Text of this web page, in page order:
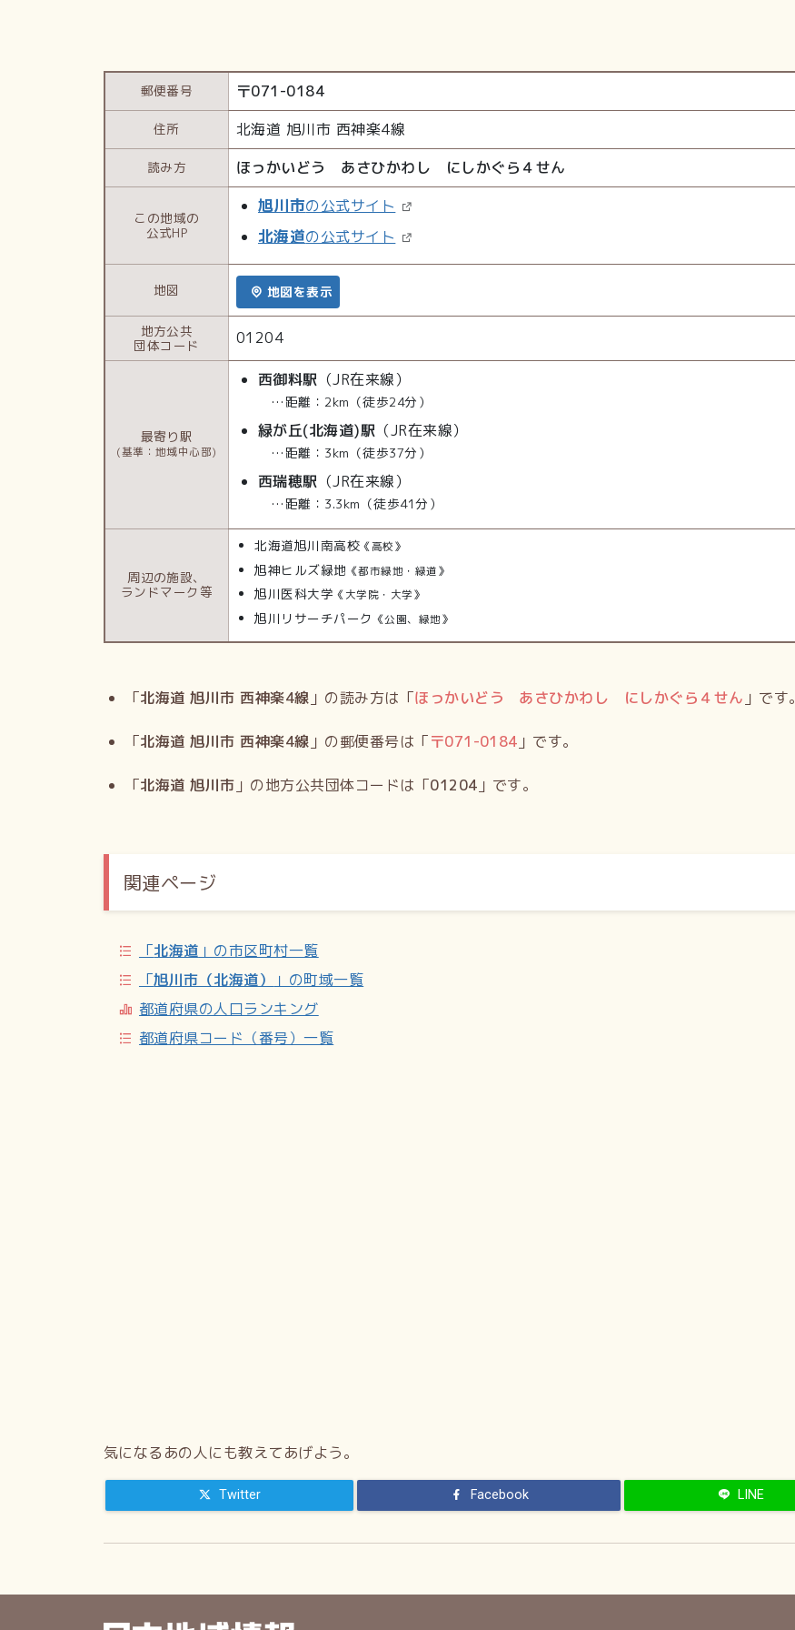
郵便番号 〒071-0184
住所 北海道 旭川市 西神楽4線
読み方 ほっかいどう あさひかわし にしかぐら４せん
この地域の
公式HP
旭川市の公式サイト
北海道の公式サイト
地図 地図を表示
地方公共
団体コード
01204
最寄り駅
(基準：地域中心部)
西御料駅 （JR在来線）
…距離：2km（徒歩24分）
緑が丘(北海道)駅 （JR在来線）
…距離：3km（徒歩37分）
西瑞穂駅 （JR在来線）
…距離：3.3km（徒歩41分）
周辺の施設、
ランドマーク等
北海道旭川南高校 《高校》
旭神ヒルズ緑地 《都市緑地・緑道》
旭川医科大学 《大学院・大学》
旭川リサーチパーク 《公園、緑地》
「北海道 旭川市 西神楽4線 」の読み方は「ほっかいどう あさひかわし にしかぐら４せん 」です。
「北海道 旭川市 西神楽4線 」の郵便番号は「〒071-0184 」です。
「北海道 旭川市 」の地方公共団体コードは「01204 」です。
関連ページ
「北海道 」の市区町村一覧
「旭川市（北海道）
」の町域一覧
都道府県の人口ランキング
都道府県コード（番号）一覧
気になるあの人にも教えてあげよう。
Twitter Facebook LINE